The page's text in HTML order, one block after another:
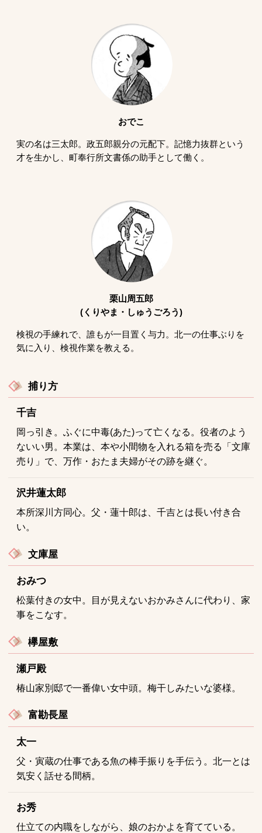
おでこ
実の名は三太郎。政五郎親分の元配下。記憶力抜群という
才を生かし、町奉行所文書係の助手として働く。
栗山周五郎
(くりやま・しゅうごろう)
検視の手練れで、誰もが一目置く与力。北一の仕事ぶりを
気に入り、検視作業を教える。
捕り方
千吉
岡っ引き。ふぐに中毒(あた)って亡くなる。役者のよう
ないい男。本業は、本や小間物を入れる箱を売る「文庫
売り」で、万作・おたま夫婦がその跡を継ぐ。
沢井蓮太郎
本所深川方同心。父・蓮十郎は、千吉とは長い付き合
い。
文庫屋
おみつ
松葉付きの女中。目が見えないおかみさんに代わり、家
事をこなす。
欅屋敷
瀬戸殿
椿山家別邸で一番偉い女中頭。梅干しみたいな婆様。
富勘長屋
太一
父・寅蔵の仕事である魚の棒手振りを手伝う。北一とは
気安く話せる間柄。
お秀
仕立ての内職をしながら、娘のおかよを育てている。